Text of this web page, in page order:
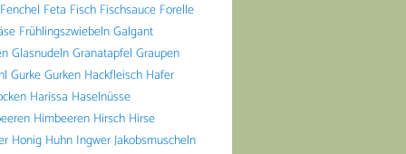
Fenchel Feta Fisch Fischsauce Forelle
FrühlingszwiebelnGalgant
GlasnudelnGranatapfel Graupen
GurkeGurken Hackfleisch Hafer
Harissa Haselnüsse
Himbeeren Hirsch Hirse
Honig Huhn IngwerJakobsmuscheln